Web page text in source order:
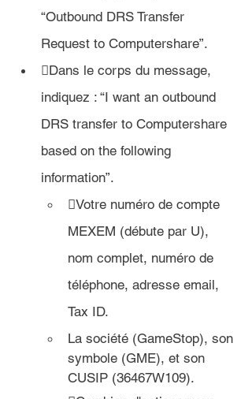
“Outbound DRS Transfer
Request to Computershare”.
Dans le corps du message,
indiquez : “I want an outbound
DRS transfer to Computershare
based on the following
information”.
Votre numéro de compte
MEXEM (débute par U),
nom complet, numéro de
téléphone, adresse email,
Tax ID.
La société (GameStop), son
symbole (GME), et son
CUSIP (36467W109).